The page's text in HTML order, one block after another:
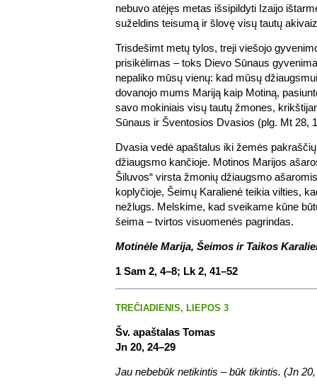
nebuvo atėjęs metas išsipildyti Izaijo
suželdins teisumą ir šlovę visų tautų
Trisdešimt metų tylos, treji viešojo
prisikėlimas – toks Dievo Sūnaus
nepaliko mūsų vienų: kad mūsų
dovanojo mums Mariją kaip Motiną,
savo mokiniais visų tautų žmones,
Sūnaus ir Šventosios Dvasios (plg. Mt 28,
Dvasia vedė apaštalus iki žemės
džiaugsmo kančioje. Motinos Marijos
Šiluvos“ virsta žmonių džiaugsmo
koplyčioje, Šeimų Karalienė teikia vilties,
nežlugs. Melskime, kad sveikame kūne
šeima – tvirtos visuomenės pagrindas.
Motinėle Marija, Šeimos ir Taikos
1 Sam 2, 4–8; Lk 2, 41–52
TREČIADIENIS, LIEPOS 3
Šv. apaštalas Tomas
Jn 20, 24–29
Jau nebebūk netikintis – būk tikintis. (Jn